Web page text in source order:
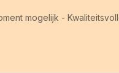
mogelijk -